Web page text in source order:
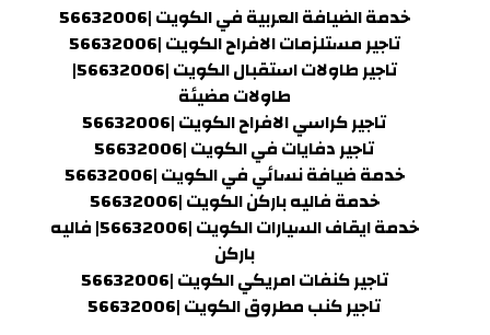
خدمة الضيافة العربية في الكويت |56632006
تاجير مستلزمات الافراح الكويت |56632006
تاجير طاولات استقبال الكويت |56632006|
طاولات مضيئة
تاجير كراسي الافراح الكويت |56632006
تاجير دفايات في الكويت |56632006
خدمة ضيافة نسائي في الكويت |56632006
خدمة فاليه باركن الكويت |56632006
خدمة ايقاف السيارات الكويت |56632006| فاليه
باركن
تاجير كنفات امريكي الكويت |56632006
تاجير كنب مطروق الكويت |56632006